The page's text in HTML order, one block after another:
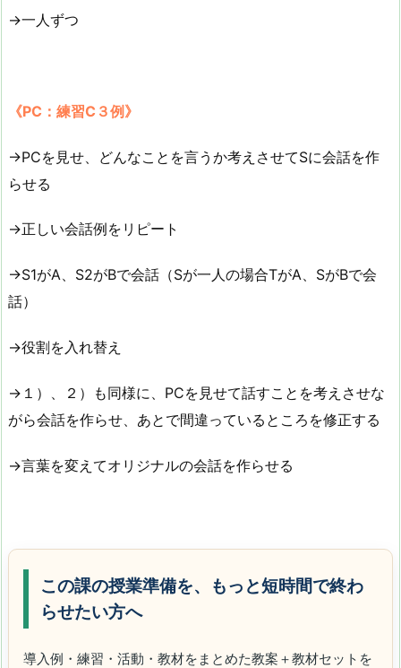
→一人ずつ
《PC：練習C３例》
→PCを見せ、どんなことを言うか考えさせてSに会話を作
らせる
→正しい会話例をリピート
→S1がA、S2がBで会話（Sが一人の場合TがA、SがBで会
話）
→役割を入れ替え
→１）、２）も同様に、PCを見せて話すことを考えさせな
がら会話を作らせ、あとで間違っているところを修正する
→言葉を変えてオリジナルの会話を作らせる
この課の授業準備を、もっと短時間で終わ
らせたい方へ
導入例・練習・活動・教材をまとめた教案＋教材セットを